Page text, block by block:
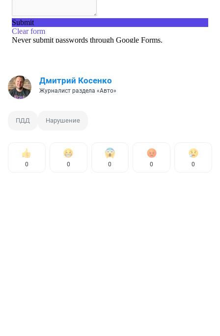
Дмитрий Косенко
Журналист раздела «Авто»
ПДД Нарушение
0 0 0 0 0